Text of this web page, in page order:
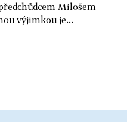
Milošem
výjimkou je...